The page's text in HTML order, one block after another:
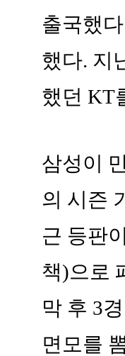
출국했
했다. 지
했던 KT
삼성이
의 시즌
근 등판
책)으로
막 후 3
면모를